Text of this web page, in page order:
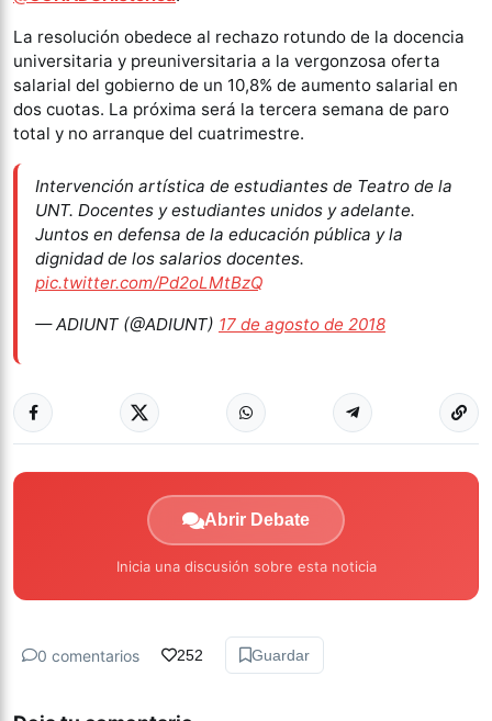
La resolución obedece al rechazo rotundo de la docencia
universitaria y preuniversitaria a la vergonzosa oferta
salarial del gobierno de un 10,8% de aumento salarial en
dos cuotas. La próxima será la tercera semana de paro
total y no arranque del cuatrimestre.
Intervención artística de estudiantes de Teatro de la
UNT. Docentes y estudiantes unidos y adelante.
Juntos en defensa de la educación pública y la
dignidad de los salarios docentes.
pic.twitter.com/Pd2oLMtBzQ
— ADIUNT (@ADIUNT) 17 de agosto de 2018
Abrir Debate
Inicia una discusión sobre esta noticia
0 comentarios 252 Guardar